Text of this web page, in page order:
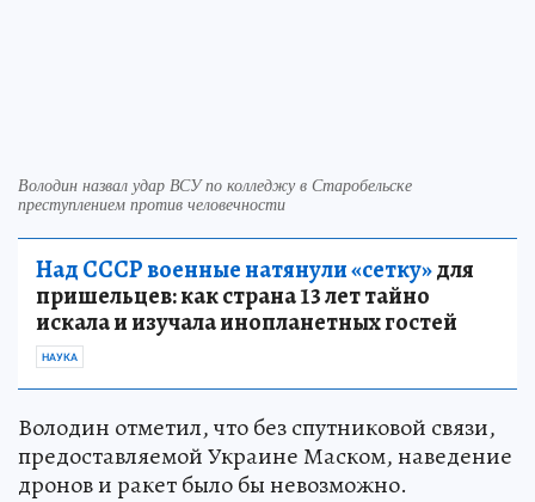
Володин назвал удар ВСУ по колледжу в Старобельске
преступлением против человечности
Над СССР военные натянули «сетку»для
пришельцев: как страна 13 лет тайно
искала и изучала инопланетных гостей
НАУКА
Володин отметил, что без спутниковой связи,
предоставляемой Украине Маском, наведение
дронов и ракет было бы невозможно.